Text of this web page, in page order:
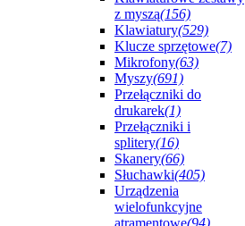
z myszą(156)
Klawiatury(529)
Klucze sprzętowe(7)
Mikrofony(63)
Myszy(691)
Przełączniki do
drukarek(1)
Przełączniki i
splitery(16)
Skanery(66)
Słuchawki(405)
Urządzenia
wielofunkcyjne
atramentowe(94)